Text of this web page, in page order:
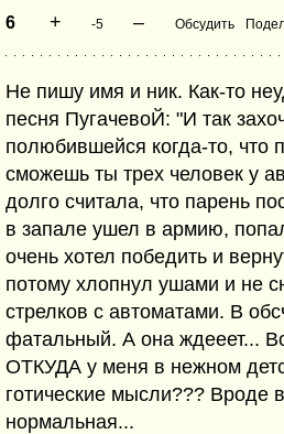
6 + -5 – Обсудить
Не пишу имя и ник. Как-то
песня ПугачевоЙ: "И так
полюбившейся когда-то, что
сможешь ты трех человек у
долго считала, что парень
в запале ушел в армию,
очень хотел победить и
потому хлопнул ушами и не
стрелков с автоматами. В
фатальный. А она ждееет...
ОТКУДА у меня в нежном
готические мысли??? Вроде
нормальная...